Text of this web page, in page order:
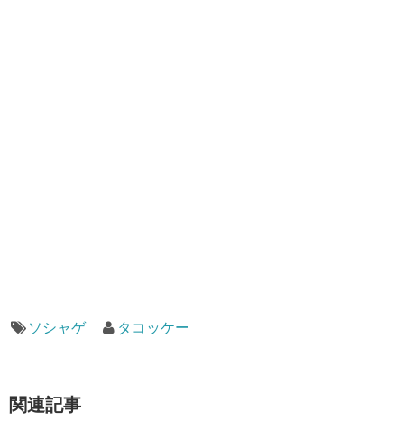
ソシャゲ タコッケー
関連記事